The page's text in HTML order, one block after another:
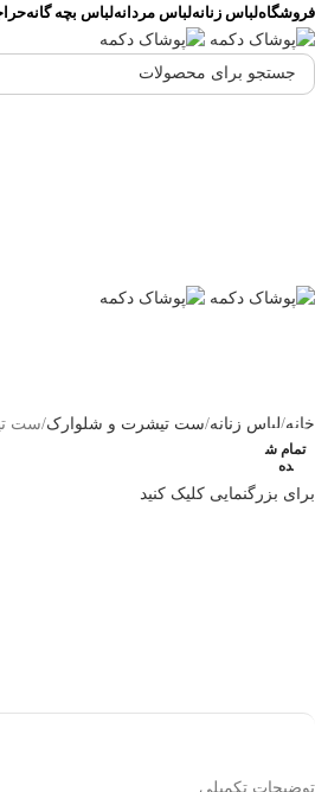
فروشگاهلباس زنانهلباس مردانهلباس بچه گانه
خانه لباس زنانه ست تیشرت و شلوارک ست
تمام ش
ده
برای بزرگنمایی کلیک کنید
توضیحات تکمیلی